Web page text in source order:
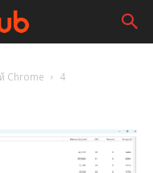
Chrome 4